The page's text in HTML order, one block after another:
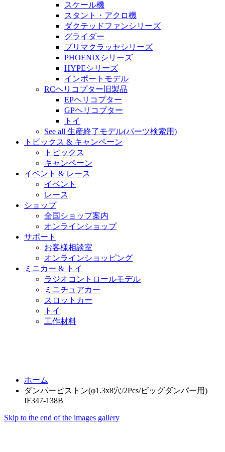
スケール機
スタント・アクロ機
ダクテッドファンシリーズ
グライダー
プリマクラッセシリーズ
PHOENIXシリーズ
HYPEシリーズ
インポートモデル
RCヘリコプター旧製品
EPヘリコプター
GPヘリコプター
トイ
See all 生産終了モデル(パーツ検索用)
トピックス & キャンペーン
トピックス
キャンペーン
イベント & レース
イベント
レース
ショップ
全国ショップ案内
オンラインショップ
サポート
お客様相談室
オンラインショッピング
ミニカー & トイ
ラジオコントロールモデル
ミニチュアカー
スロットカー
トイ
工作材料
ホーム
ダンパーピストン(φ1.3x8穴/2Pcs/ビッグダンパー用)
IF347-138B
Skip to the end of the images gallery